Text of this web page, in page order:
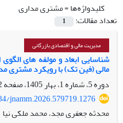
کلیدواژه‌ها =مشتری مداری
تعداد مقالات:
1
مدیریت مالی و اقتصادی بازرگانی
شناسایی ابعاد و مولفه های
مالی (فین تک) با رویکرد مشتری
دوره 5، شماره 1، بهار 1405، صفحه
jnamm.2026.579719.1276
محدثه جعفری مجد، محمد ملکی نیا